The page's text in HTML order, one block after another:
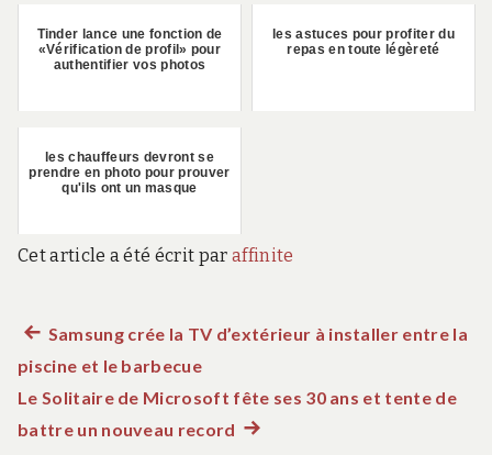
Tinder lance une fonction de
«Vérification de profil» pour
authentifier vos photos
les astuces pour profiter du
repas en toute légèreté
les chauffeurs devront se
prendre en photo pour prouver
qu'ils ont un masque
Cet article a été écrit par affinite
Navigation
de
Article
précédent :
Samsung crée la TV d’extérieur à installer entre la
piscine et le barbecue
Le Solitaire de Microsoft fête ses 30 ans et tente de
battre un nouveau record Article